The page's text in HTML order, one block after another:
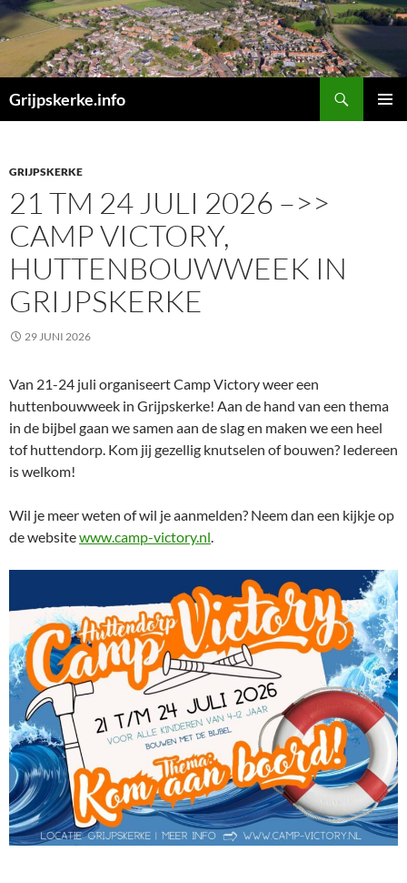
Ga
naar
inhoud
Grijpskerke.info
GRIJPSKERKE
21 TM 24 JULI 2026 –>>
CAMP VICTORY,
HUTTENBOUWWEEK IN
GRIJPSKERKE
29 JUNI 2026
Van 21-24 juli organiseert Camp Victory weer een
huttenbouwweek in Grijpskerke! Aan de hand van een thema
in de bijbel gaan we samen aan de slag en maken we een heel
tof huttendorp. Kom jij gezellig knutselen of bouwen? Iedereen
is welkom!
Wil je meer weten of wil je aanmelden? Neem dan een kijkje op
de websitewww.camp-victory.nl.